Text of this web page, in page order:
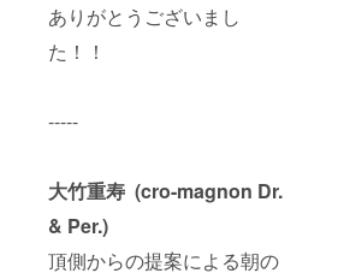
ありがとうございまし
た！！
-----
大竹重寿 (cro-magnon Dr.
& Per.)
頂側からの提案による朝の